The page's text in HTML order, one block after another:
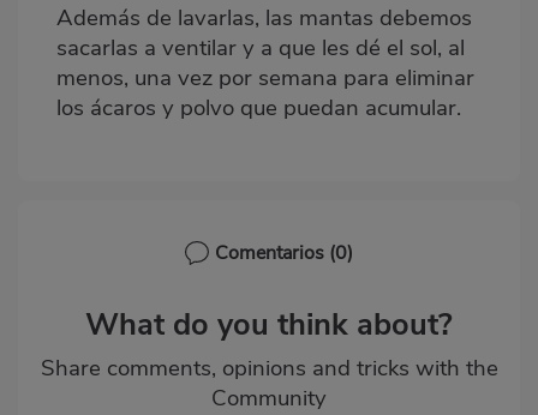
Además de lavarlas, las mantas debemos
sacarlas a ventilar y a que les dé el sol, al
menos, una vez por semana para eliminar
los ácaros y polvo que puedan acumular.
Comentarios (0)
What do you think about?
Share comments, opinions and tricks with the
Community